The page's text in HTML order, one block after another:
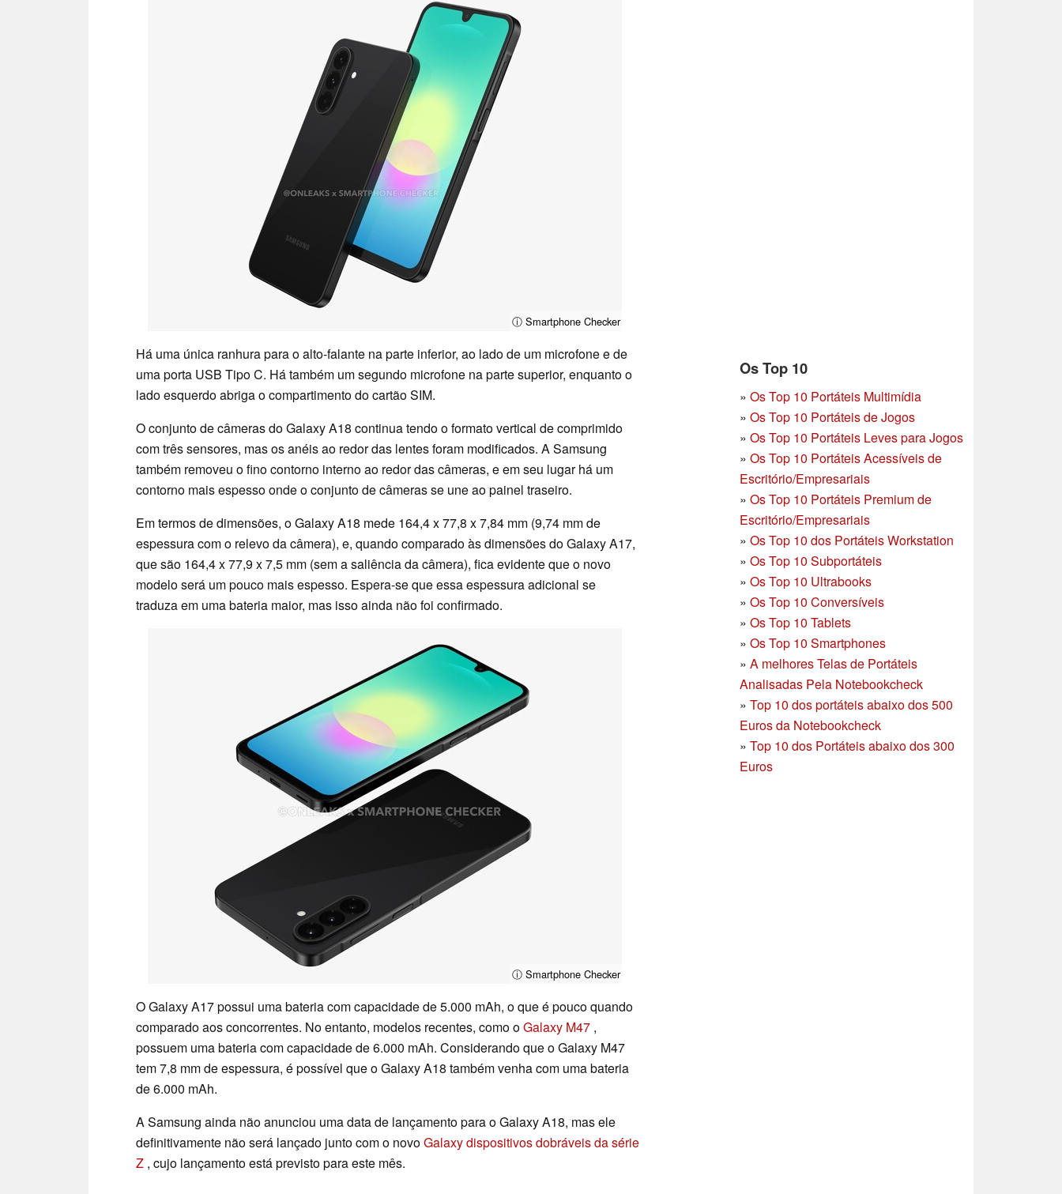
ⓘ Smartphone Checker
Os Top 10
» Os Top 10 Portáteis Multimídia
» Os Top 10 Portáteis de Jogos
» Os Top 10 Portáteis Leves para Jogos
» Os Top 10 Portáteis Acessíveis de
Escritório/Empresariais
» Os Top 10 Portáteis Premium de
Escritório/Empresariais
» Os Top 10 dos Portáteis Workstation
» Os Top 10 Subportáteis
» Os Top 10 Ultrabooks
» Os Top 10 Conversíveis
» Os Top 10 Tablets
» Os Top 10 Smartphones
» A melhores Telas de Portáteis
Analisadas Pela Notebookcheck
» Top 10 dos portáteis abaixo dos 500
Euros da Notebookcheck
» Top 10 dos Portáteis abaixo dos 300
Euros
Há uma única ranhura para o alto-falante na parte inferior, ao lado de um microfone e de
uma porta USB Tipo C. Há também um segundo microfone na parte superior, enquanto o
lado esquerdo abriga o compartimento do cartão SIM.
O conjunto de câmeras do Galaxy A18 continua tendo o formato vertical de comprimido
com três sensores, mas os anéis ao redor das lentes foram modificados. A Samsung
também removeu o fino contorno interno ao redor das câmeras, e em seu lugar há um
contorno mais espesso onde o conjunto de câmeras se une ao painel traseiro.
Em termos de dimensões, o Galaxy A18 mede 164,4 x 77,8 x 7,84 mm (9,74 mm de
espessura com o relevo da câmera), e, quando comparado às dimensões do Galaxy A17,
que são 164,4 x 77,9 x 7,5 mm (sem a saliência da câmera), fica evidente que o novo
modelo será um pouco mais espesso. Espera-se que essa espessura adicional se
traduza em uma bateria maior, mas isso ainda não foi confirmado.
ⓘ Smartphone Checker
O Galaxy A17 possui uma bateria com capacidade de 5.000 mAh, o que é pouco quando
comparado aos concorrentes. No entanto, modelos recentes, como oGalaxy M47 ,
possuem uma bateria com capacidade de 6.000 mAh. Considerando que o Galaxy M47
tem 7,8 mm de espessura, é possível que o Galaxy A18 também venha com uma bateria
de 6.000 mAh.
A Samsung ainda não anunciou uma data de lançamento para o Galaxy A18, mas ele
definitivamente não será lançado junto com o novoGalaxy dispositivos dobráveis da série
Z , cujo lançamento está previsto para este mês.